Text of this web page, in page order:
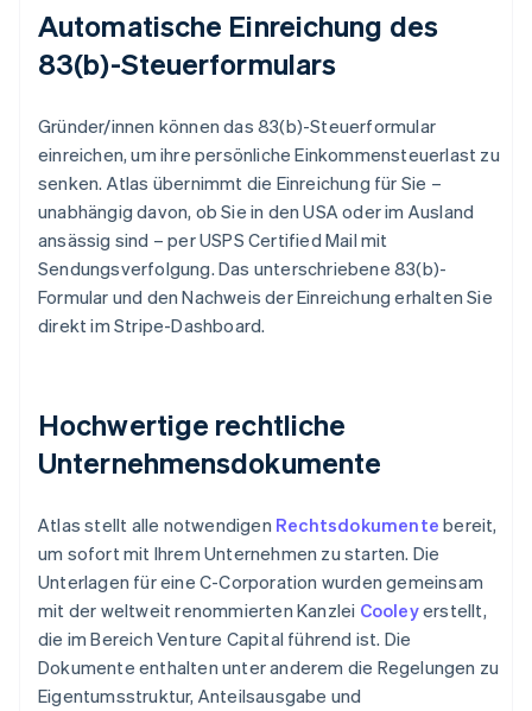
Automatische Einreichung des
83(b)-Steuerformulars
Gründer/innen können das 83(b)-Steuerformular
einreichen, um ihre persönliche Einkommensteuerlast zu
senken. Atlas übernimmt die Einreichung für Sie –
unabhängig davon, ob Sie in den USA oder im Ausland
ansässig sind – per USPS Certified Mail mit
Sendungsverfolgung. Das unterschriebene 83(b)-
Formular und den Nachweis der Einreichung erhalten Sie
direkt im Stripe-Dashboard.
Hochwertige rechtliche
Unternehmensdokumente
Atlas stellt alle notwendigen Rechtsdokumente bereit,
um sofort mit Ihrem Unternehmen zu starten. Die
Unterlagen für eine C-Corporation wurden gemeinsam
mit der weltweit renommierten Kanzlei Cooleyerstellt,
die im Bereich Venture Capital führend ist. Die
Dokumente enthalten unter anderem die Regelungen zu
Eigentumsstruktur, Anteilsausgabe und